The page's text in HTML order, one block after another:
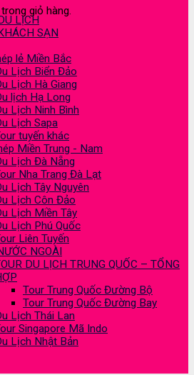
giỏ hàng.
LỊCH
SẠN
lẻ Miền Bắc
Lịch Biển Đảo
Lịch Hà Giang
lịch Hạ Long
Lịch Ninh Bình
Lịch Sapa
tuyến khác
Miền Trung - Nam
Lịch Đà Nẵng
Nha Trang Đà Lạt
Lịch Tây Nguyên
Lịch Côn Đảo
Lịch Miền Tây
Lịch Phú Quốc
Liên Tuyến
NGOÀI
DU LỊCH TRUNG QUỐC – TỔNG
Tour Trung Quốc Đường Bộ
Tour Trung Quốc Đường Bay
Lịch Thái Lan
Singapore Mã Indo
Lịch Nhật Bản